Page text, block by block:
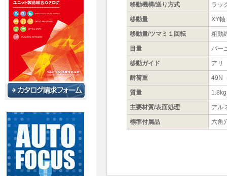
移動機構/送り方式 ラッ
移動量 XY軸
移動量/ツマミ１回転 粗動
目量 バー
移動ガイド アリ
耐荷重 49N
質量 1.8kg
主要材質/表面処理 アル
標準付属品 六角